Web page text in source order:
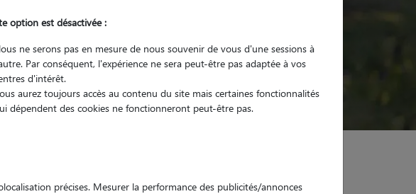
Pour quel animal ?
Trouver mon Pet Sitter
option est désactivée :
ne serons pas en mesure de nous souvenir de vous d'une sessions à
Par conséquent, l'expérience ne sera peut-être pas adaptée à vos
d'intérêt.
aurez toujours accès au contenu du site mais certaines fonctionnalités
dépendent des cookies ne fonctionneront peut-être pas.
précises. Mesurer la performance des publicités/annonces